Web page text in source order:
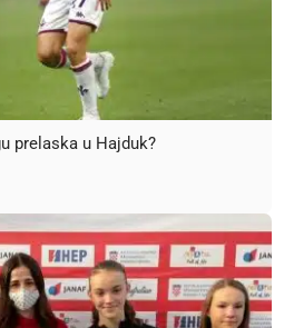
prelaska u Hajduk?